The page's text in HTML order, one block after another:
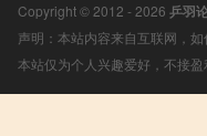
Copyright © 2012 - 2026 乒羽
声明：本站内容来自互联网，
本站仅为个人兴趣爱好，不接